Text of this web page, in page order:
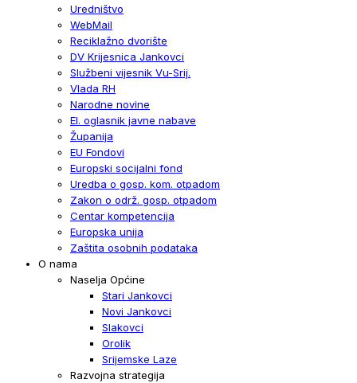
Uredništvo
WebMail
Reciklažno dvorište
DV Krijesnica Jankovci
Službeni vijesnik Vu-Srij.
Vlada RH
Narodne novine
El. oglasnik javne nabave
Županija
EU Fondovi
Europski socijalni fond
Uredba o gosp. kom. otpadom
Zakon o održ. gosp. otpadom
Centar kompetencija
Europska unija
Zaštita osobnih podataka
O nama
Naselja Općine
Stari Jankovci
Novi Jankovci
Slakovci
Orolik
Srijemske Laze
Razvojna strategija